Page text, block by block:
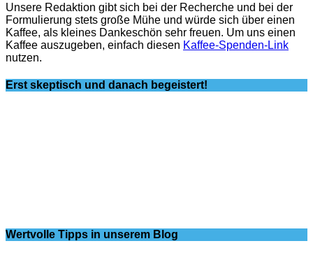
Unsere Redaktion gibt sich bei der Recherche und bei der
Formulierung stets große Mühe und würde sich über einen
Kaffee, als kleines Dankeschön sehr freuen. Um uns einen
Kaffee auszugeben, einfach diesen Kaffee-Spenden-Link
nutzen.
Erst skeptisch und danach begeistert!
Wertvolle Tipps in unserem Blog